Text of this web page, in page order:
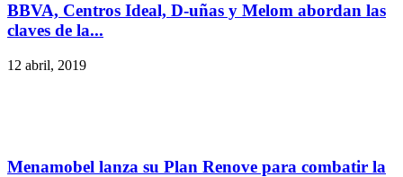
BBVA, Centros Ideal, D-uñas y Melom abordan las
claves de la...
12 abril, 2019
Menamobel lanza su Plan Renove para combatir la